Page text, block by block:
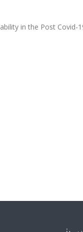
in the Post Covid-